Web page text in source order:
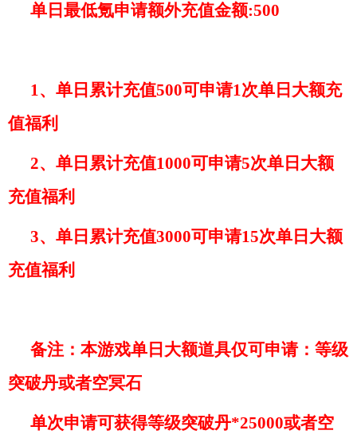
单日最低氪申请额外充值金额:500
1、单日累计充值500可申请1次单日大额充
值福利
2、单日累计充值1000可申请5次单日大额
充值福利
3、单日累计充值3000可申请15次单日大额
充值福利
备注：本游戏单日大额道具仅可申请：等级
突破丹或者空冥石
单次申请可获得等级突破丹*25000或者空